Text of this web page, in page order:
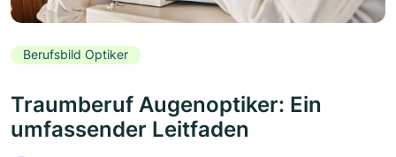
Berufsbild Optiker
Traumberuf Augenoptiker: Ein
umfassender Leitfaden